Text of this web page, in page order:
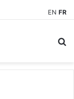
Créé par l’humain : pourquoi notre plus grand avantage à l’ère de l’IA reste humain, par Edward Tatchim
EN FR